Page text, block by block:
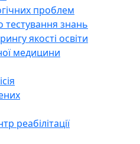
проблем
знань
якості освіти
медицини
реабілітації